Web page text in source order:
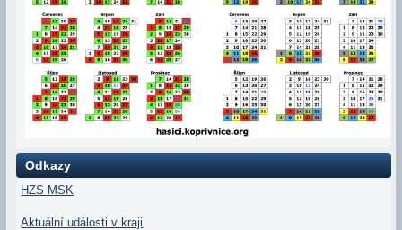
Odkazy
HZS MSK
Aktuální události v kraji